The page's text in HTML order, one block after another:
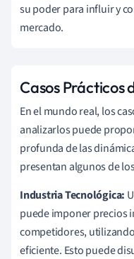
su poder para influir y
mercado.
Casos Prácticos
En el mundo real, los
analizarlos puede
profunda de las
presentan algunos de
Industria Tecnológica:
puede imponer precios
competidores,
eficiente. Esto puede